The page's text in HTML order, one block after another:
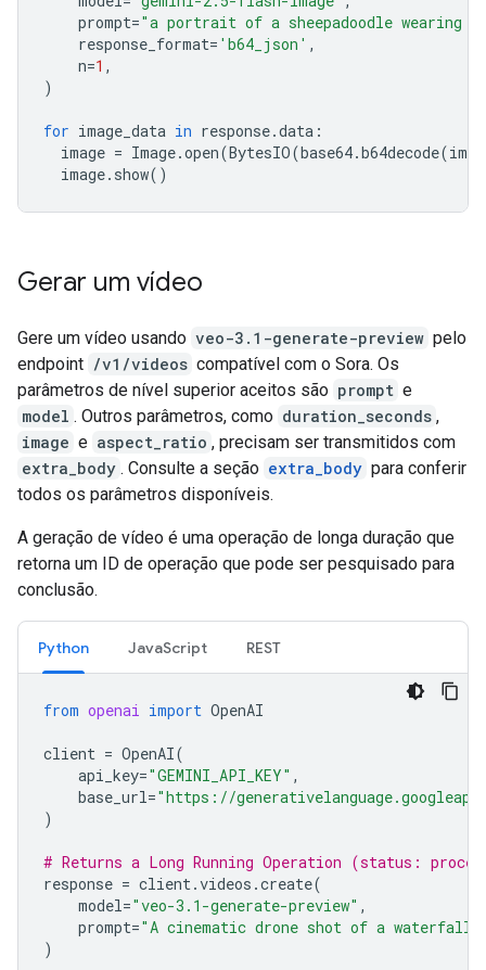
prompt="a portrait of a sheepadoodle wearing a
response_format= 'b64_json' ,
n=1 ,
)
for image_data in response.data :
image = Image.open(BytesIO(base64.b64decode(
image. show()
Gerar um vídeo
Gere um vídeo usando veo-3.1-generate-preview pelo
endpoint /v1/videos compatível com o Sora. Os
parâmetros de nível superior aceitos são prompt e
model . Outros parâmetros, como duration_seconds ,
image e aspect_ratio , precisam ser transmitidos com
extra_body . Consulte a seção extra_body para conferir
todos os parâmetros disponíveis.
A geração de vídeo é uma operação de longa duração que
retorna um ID de operação que pode ser pesquisado para
conclusão.
Python JavaScript REST
from openai import OpenAI
client = OpenAI(
api_key="GEMINI_API_KEY" ,
base_url="https://
)
# Returns a Long Running Operation (status:
response = client.videos .create(
model="veo-3.1-generate-preview" ,
prompt="A cinematic drone shot of a waterfall"
)